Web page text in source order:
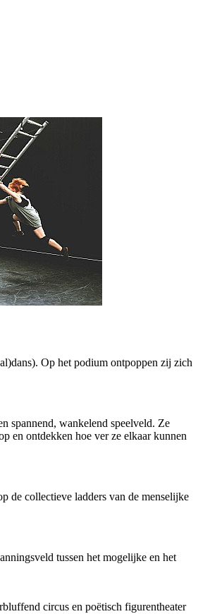
Op het podium ontpoppen zij zich
spannend, wankelend speelveld. Ze
en ontdekken hoe ver ze elkaar kunnen
de collectieve ladders van de menselijke
tussen het mogelijke en het
circus en poëtisch figurentheater